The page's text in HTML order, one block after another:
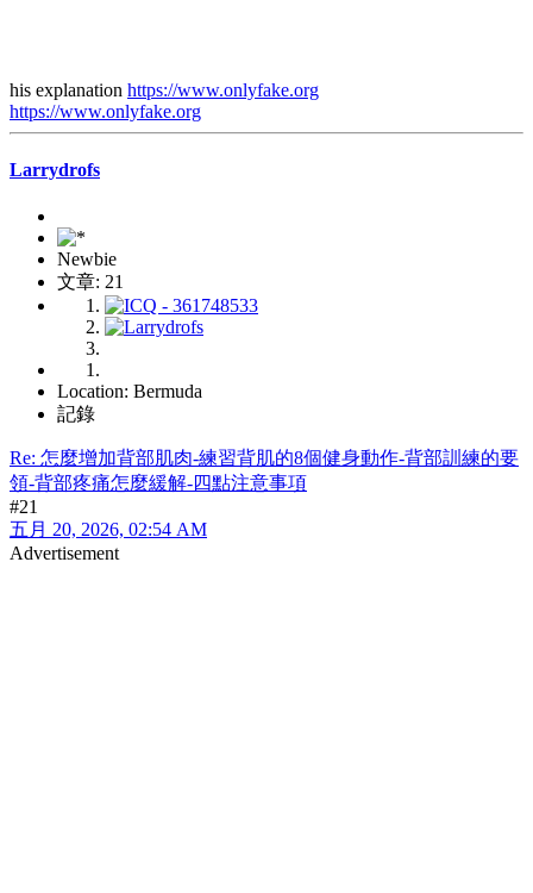
his explanation https://www.onlyfake.org
https://www.onlyfake.org
Larrydrofs
Newbie
文章: 21
Location: Bermuda
記錄
Re: 怎麼增加背部肌肉-練習背肌的8個健身動作-背部訓練的要
領-背部疼痛怎麼緩解-四點注意事項
#21
五月 20, 2026, 02:54 AM
Advertisement